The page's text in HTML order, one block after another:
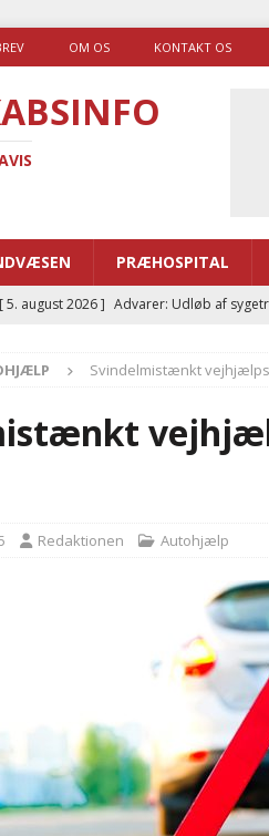
OM OS KONTAKT OS
PRÆHOSPITAL
[ 5. august 2026 ] Advarer: Udløb af
[ 5. august 2026 ] Ny ambulance og el-
[ 4. august 2026 ]
Brandvæsenerne
kriminalitet
Svindelmistænkt
Redaktionen Autohjælp